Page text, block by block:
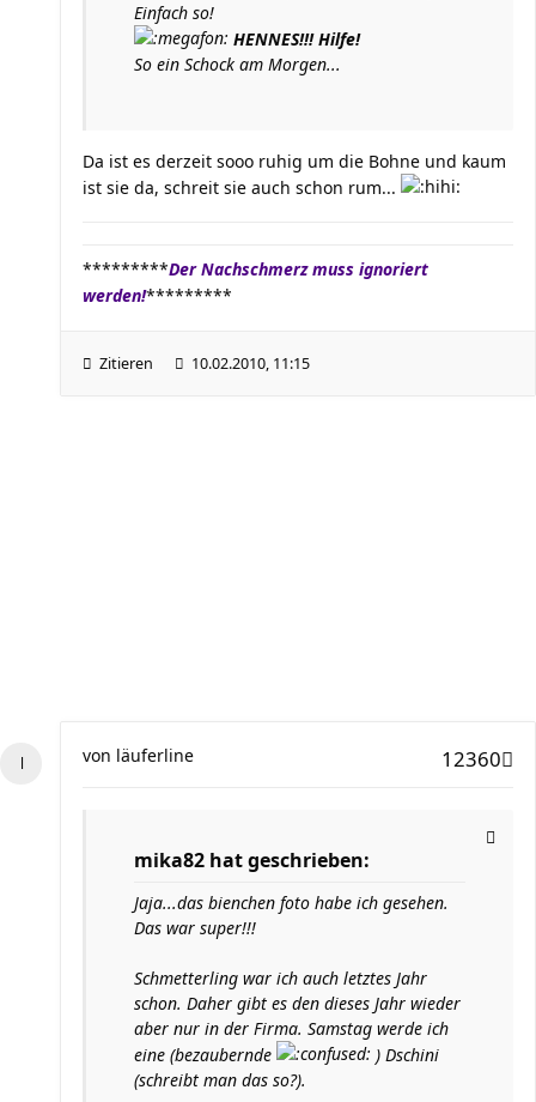
Einfach so!
HENNES!!! Hilfe!
So ein Schock am Morgen...
Da ist es derzeit sooo ruhig um die Bohne und kaum
ist sie da, schreit sie auch schon rum...
*********Der Nachschmerz muss ignoriert
werden!*********
Zitieren 10.02.2010, 11:15
12360
von läuferline
mika82 hat geschrieben:
Jaja...das bienchen foto habe ich gesehen.
Das war super!!!
Schmetterling war ich auch letztes Jahr
schon. Daher gibt es den dieses Jahr wieder
aber nur in der Firma. Samstag werde ich
eine (bezaubernde
) Dschini
(schreibt man das so?).